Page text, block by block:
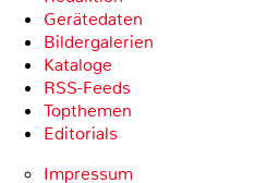
Gerätedaten
Bildergalerien
Kataloge
RSS-Feeds
Topthemen
Editorials
Impressum